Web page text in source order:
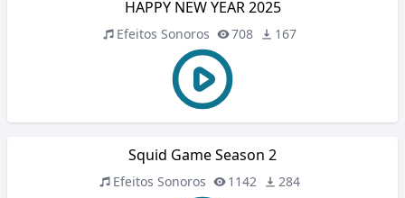
HAPPY NEW YEAR 2025
Efeitos Sonoros 708 167
Squid Game Season 2
Efeitos Sonoros 1142 284